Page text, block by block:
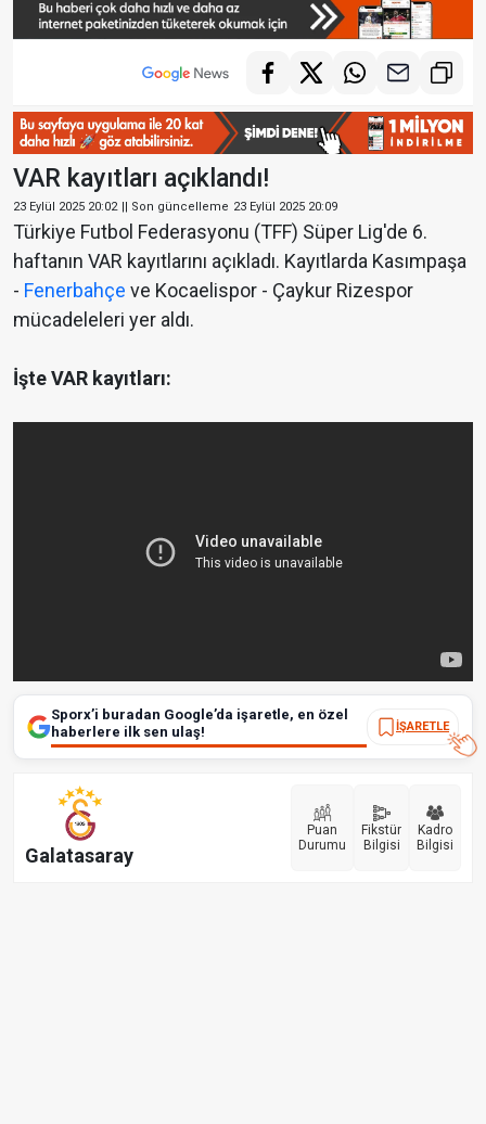
VAR kayıtları açıklandı!
23 Eylül 2025 20:02 || Son güncelleme 23 Eylül 2025 20:09
Türkiye Futbol Federasyonu (TFF) Süper Lig'de 6.
haftanın VAR kayıtlarını açıkladı. Kayıtlarda Kasımpaşa
- Fenerbahçe ve Kocaelispor - Çaykur Rizespor
mücadeleleri yer aldı.
İşte VAR kayıtları:
Sporx’i buradan Google’da işaretle, en özel
haberlere ilk sen ulaş!
İŞARETLE
Galatasaray
Puan
Durumu
Fikstür
Bilgisi
Kadro
Bilgisi